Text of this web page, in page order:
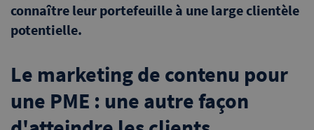
connaître leur portefeuille à une large clientèle
potentielle.
Le marketing de contenu pour
une PME : une autre façon